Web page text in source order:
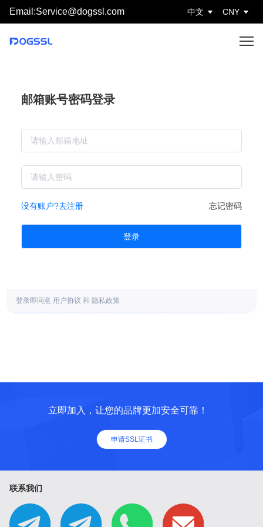
Email:Service@dogssl.com 中文 CNY
邮箱账号密码登录
没有账户?去注册 忘记密码
登录
登录即同意 用户协议和 隐私政策
立即加入，让您的品牌更加安全可靠！
申请SSL证书
联系我们